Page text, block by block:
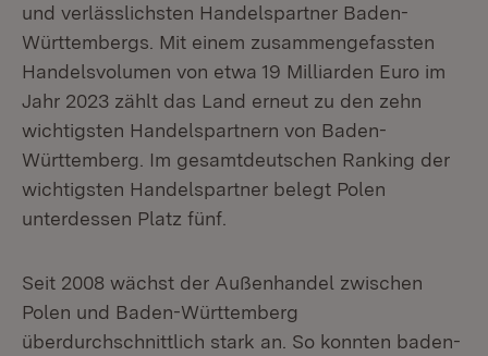
und verlässlichsten Handelspartner Baden-
Württembergs. Mit einem zusammengefassten
Handelsvolumen von etwa 19 Milliarden Euro im
Jahr 2023 zählt das Land erneut zu den zehn
wichtigsten Handelspartnern von Baden-
Württemberg. Im gesamtdeutschen Ranking der
wichtigsten Handelspartner belegt Polen
unterdessen Platz fünf.
Seit 2008 wächst der Außenhandel zwischen
Polen und Baden-Württemberg
überdurchschnittlich stark an. So konnten baden-